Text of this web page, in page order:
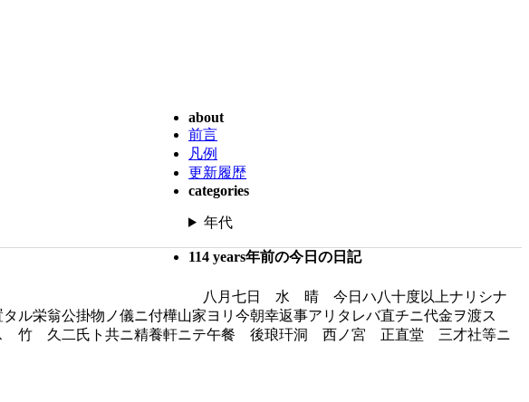
about
前言
凡例
更新履歴
categories
年代
114 years年前の今日の日記
八月七日 水 晴 今日ハ八十度以上ナリシナ
栄翁公掛物ノ儀ニ付樺山家ヨリ今朝幸返事アリタレバ直チニ代金ヲ渡ス
竹 久二氏ト共ニ精養軒ニテ午餐 後琅玕洞 西ノ宮 正直堂 三才社等ニ